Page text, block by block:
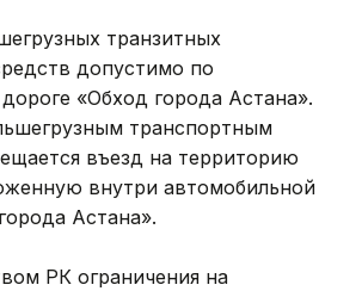
транзитных
допустимо по
«Обход города Астана».
транспортным
въезд на территорию
внутри автомобильной
Астана».
РК ограничения на